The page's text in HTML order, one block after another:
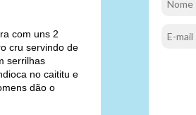
com uns 2
cru servindo de
serrilhas
no caititu e
dão o